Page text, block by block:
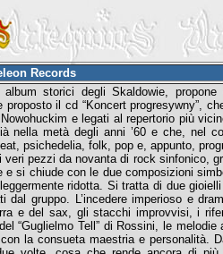
Records
storici degli Skaldowie, propone
il cd “Koncert progresywny”,
e legati al repertorio più
metà degli anni ’60 e che, nel
psichedelia, folk, pop e, appunto,
veri pezzi da novanta di rock sinfonico,
si chiude con le due composizioni
ridotta. Si tratta di due
gruppo. L’incedere imperioso e
e del sax, gli stacchi improvvisi, i
“Guglielmo Tell” di Rossini, le
la consueta maestria e personalità.